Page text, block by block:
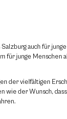
auch für
für junge Menschen
der vielfältigen
wie der Wunsch,